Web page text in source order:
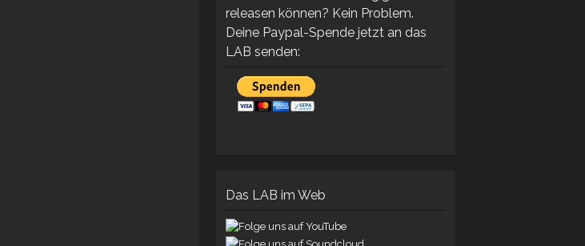
releasen können? Kein Problem.
Deine Paypal-Spende jetzt an das
LAB senden:
Das LAB im Web